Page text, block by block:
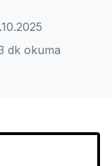
dk okuma